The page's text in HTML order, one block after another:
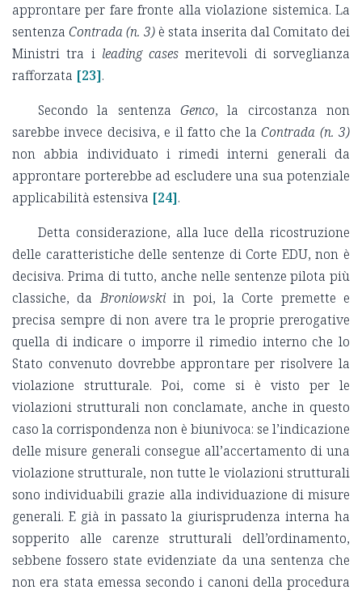
approntare per fare fronte alla violazione sistemica. La
sentenza Contrada (n. 3) è stata inserita dal Comitato dei
Ministri tra i leading cases meritevoli di sorveglianza
rafforzata [23].
Secondo la sentenza Genco, la circostanza non
sarebbe invece decisiva, e il fatto che laContrada (n. 3)
non abbia individuato i rimedi interni generali da
approntare porterebbe ad escludere una sua potenziale
applicabilità estensiva [24].
Detta considerazione, alla luce della ricostruzione
delle caratteristiche delle sentenze di Corte EDU, non è
decisiva. Prima di tutto, anche nelle sentenze pilota più
classiche, daBroniowskiin poi, la Corte premette e
precisa sempre di non avere tra le proprie prerogative
quella di indicare o imporre il rimedio interno che lo
Stato convenuto dovrebbe approntare per risolvere la
violazione strutturale. Poi, come si è visto per le
violazioni strutturali non conclamate, anche in questo
caso la corrispondenza non è biunivoca: se l’indicazione
delle misure generali consegue all’accertamento di una
violazione strutturale, non tutte le violazioni strutturali
sono individuabili grazie alla individuazione di misure
generali. E già in passato la giurisprudenza interna ha
sopperito alle carenze strutturali dell’ordinamento,
sebbene fossero state evidenziate da una sentenza che
non era stata emessa secondo i canoni della procedura